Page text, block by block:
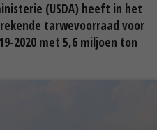
(USDA) heeft in het
tarwevoorraad voor
2020 met 5,6 miljoen ton